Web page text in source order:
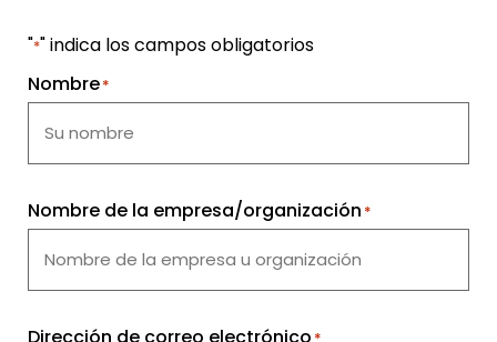
"*" indica los campos obligatorios
Nombre*
Nombre de la empresa/organización *
Dirección de correo electrónico *